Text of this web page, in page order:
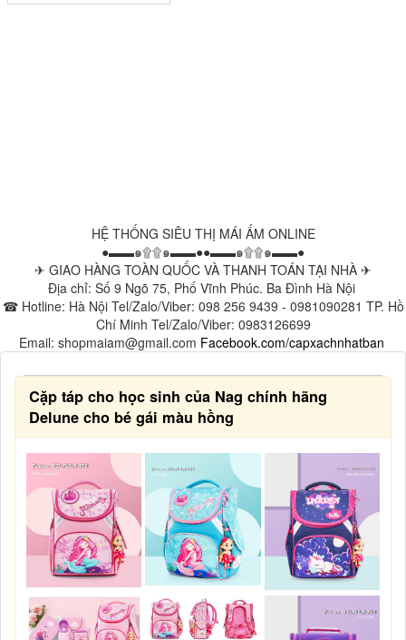
HỆ THỐNG SIÊU THỊ MÁI ẤM ONLINE
●▬▬๑۩۩๑▬▬●●▬▬๑۩۩๑▬▬●
✈ GIAO HÀNG TOÀN QUỐC VÀ THANH TOÁN TẠI NHÀ ✈
Địa chỉ: Số 9 Ngõ 75, Phố Vĩnh Phúc. Ba Đình Hà Nội
☎ Hotline: Hà Nội Tel/Zalo/Viber: 098 256 9439 - 0981090281 TP. Hồ
Chí Minh Tel/Zalo/Viber: 0983126699
Email: shopmaiam@gmail.com Facebook.com/capxachnhatban
Cặp táp cho học sinh của Nag chính hãng
Delune cho bé gái màu hồng